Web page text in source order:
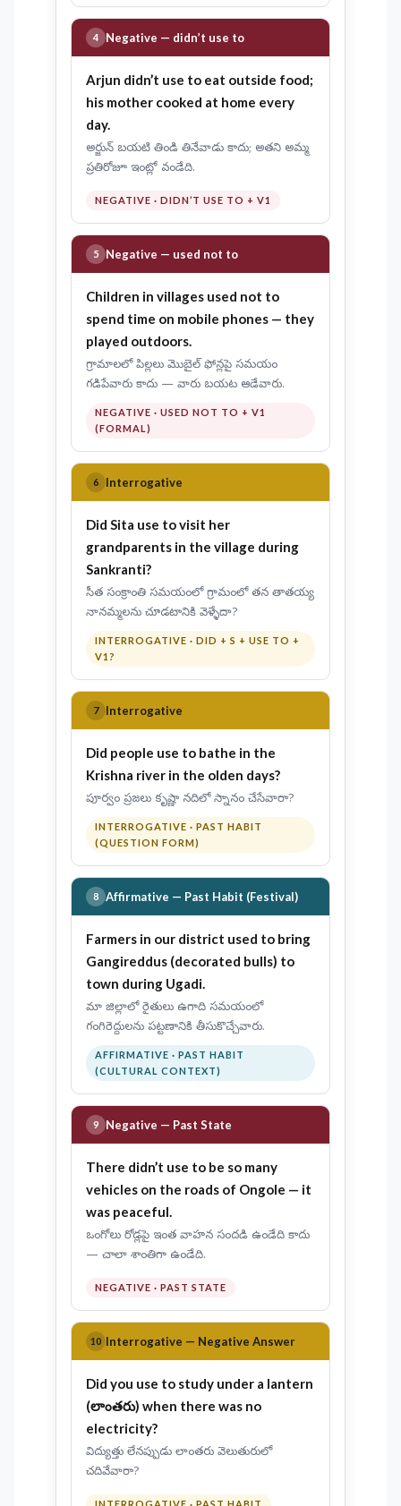
4 Negative — didn’t use to
Arjun didn’t use to eat outside food;
his mother cooked at home every
day.
అర్జున్ బయటి తిండి తినేవాడు కాదు; అతని అమ్మ
ప్రతిరోజూ ఇంట్లో వండేది.
NEGATIVE · DIDN’T USE TO + V1
5 Negative — used not to
Children in villages used not to
spend time on mobile phones — they
played outdoors.
గ్రామాలలో పిల్లలు మొబైల్ ఫోన్లపై సమయం
గడిపేవారు కాదు — వారు బయట ఆడేవారు.
NEGATIVE · USED NOT TO + V1
(FORMAL)
6 Interrogative
Did Sita use to visit her
grandparents in the village during
Sankranti?
సీత సంక్రాంతి సమయంలో గ్రామంలో తన తాతయ్య
నానమ్మలను చూడటానికి వెళ్ళేదా?
INTERROGATIVE · DID + S + USE TO +
V1?
7 Interrogative
Did people use to bathe in the
Krishna river in the olden days?
పూర్వం ప్రజలు కృష్ణా నదిలో స్నానం చేసేవారా?
INTERROGATIVE · PAST HABIT
(QUESTION FORM)
8 Affirmative — Past Habit (Festival)
Farmers in our district used to bring
Gangireddus (decorated bulls) to
town during Ugadi.
మా జిల్లాలో రైతులు ఉగాది సమయంలో
గంగిరెద్దులను పట్టణానికి తీసుకొచ్చేవారు.
AFFIRMATIVE · PAST HABIT
(CULTURAL CONTEXT)
9 Negative — Past State
There didn’t use to be so many
vehicles on the roads of Ongole — it
was peaceful.
ఒంగోలు రోడ్లపై ఇంత వాహన సందడి ఉండేది కాదు
— చాలా శాంతిగా ఉండేది.
NEGATIVE · PAST STATE
10 Interrogative — Negative Answer
Did you use to study under a lantern
(లాంతరు) when there was no
electricity?
విద్యుత్తు లేనప్పుడు లాంతరు వెలుతురులో
చదివేవారా?